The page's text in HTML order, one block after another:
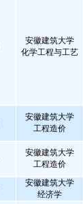
安徽建筑大学
化学工程与工艺
安徽建筑大学
工程造价
安徽建筑大学
工程造价
安徽建筑大学
经济学